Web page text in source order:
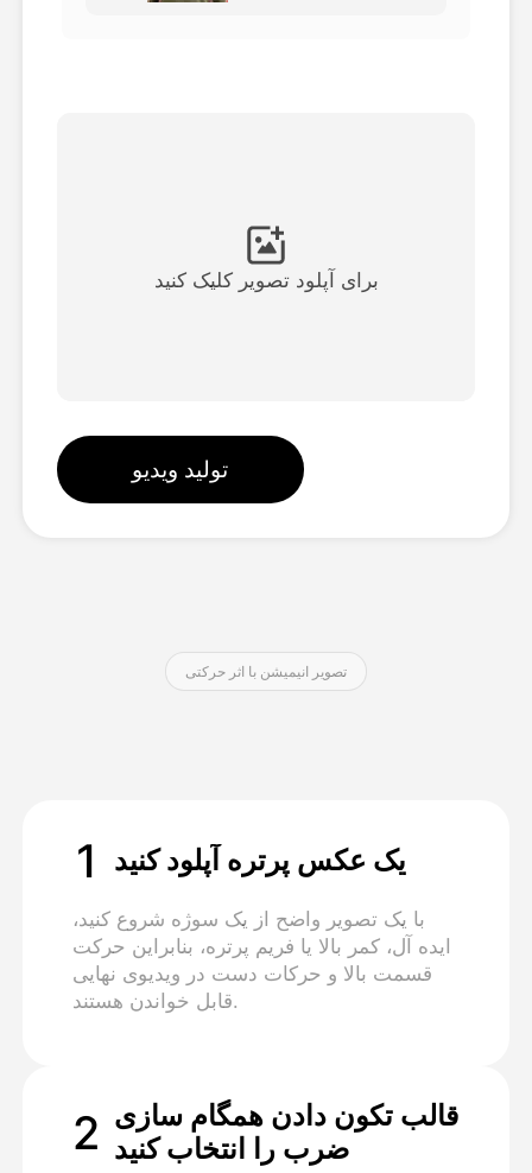
مشاهده همه الگوها
برای آپلود تصویر کلیک کنید
تولید ویدیو
تصویر انیمیشن با اثر حرکتی
1 یک عکس پرتره آپلود کنید
با یک تصویر واضح از یک سوژه شروع کنید،
ایده آل، کمر بالا یا فریم پرتره، بنابراین حرکت
قسمت بالا و حرکات دست در ویدیوی نهایی
قابل خواندن هستند.
2 قالب تکون دادن همگام سازی
ضرب را انتخاب کنید